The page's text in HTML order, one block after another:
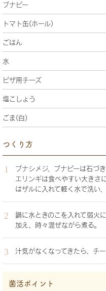
ブナピー
トマト缶(ホール)
ごはん
水
ピザ用チーズ
塩こしょう
ごま(白)
つくり方
ブナシメジ、ブナピーは石づ
エリンギは食べやすい大きさ
はザルに入れて軽く水で洗い、
鍋に水ときのこを入れて弱火
加え、時々混ぜながら煮る。
汁気がなくなってきたら、チ
菌活ポイント